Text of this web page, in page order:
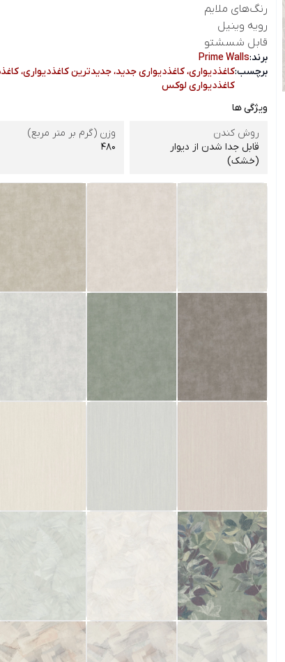
رنگ‌های ملایم
رویه وینیل
قابل شسشتو
برند:Prime Walls
برچسب:کاغذدیواری، کاغذدیواری جدید، جدیدترین کاغذدیواری،
کاغذدیواری لوکس
ویژگی ها
روش کندن
قابل جدا شدن از دیوار
(خشک)
وزن (گرم بر متر مربع)
480